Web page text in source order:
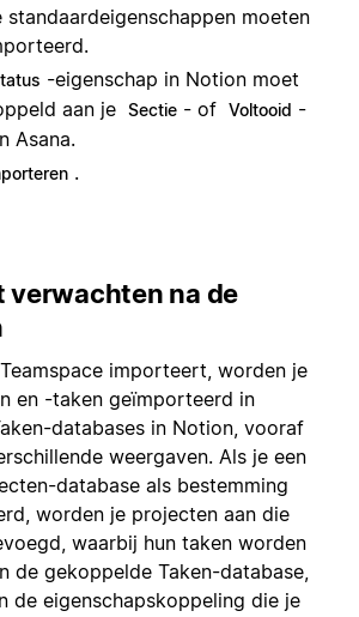
standaardeigenschappen moeten
-eigenschap in Notion moet
aan je Sectie - of Voltooid -
Asana.
.
verwachten na de
importeert, worden je
en -taken geïmporteerd in
databases in Notion, vooraf
weergaven. Als je een
database als bestemming
worden je projecten aan die
waarbij hun taken worden
de gekoppelde Taken-database,
de eigenschapskoppeling die je